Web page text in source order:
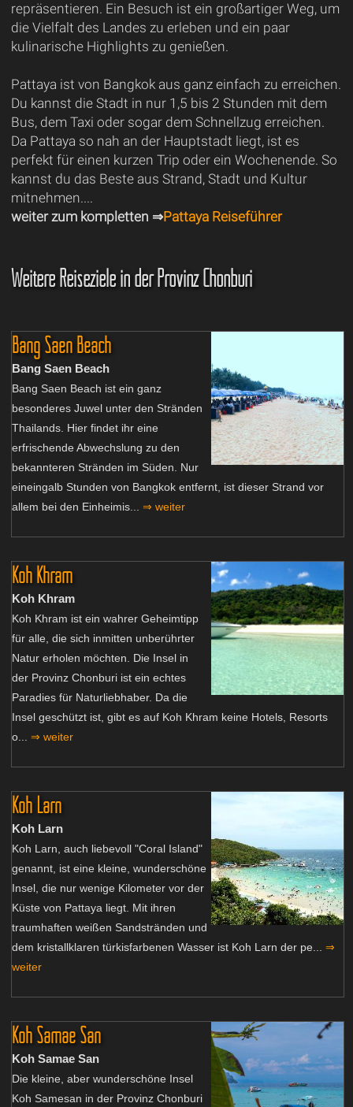
repräsentieren. Ein Besuch ist ein großartiger Weg, um
die Vielfalt des Landes zu erleben und ein paar
kulinarische Highlights zu genießen.
Pattaya ist von Bangkok aus ganz einfach zu erreichen.
Du kannst die Stadt in nur 1,5 bis 2 Stunden mit dem
Bus, dem Taxi oder sogar dem Schnellzug erreichen.
Da Pattaya so nah an der Hauptstadt liegt, ist es
perfekt für einen kurzen Trip oder ein Wochenende. So
kannst du das Beste aus Strand, Stadt und Kultur
mitnehmen....
weiter zum kompletten ⇒Pattaya Reiseführer
Weitere Reiseziele in der Provinz Chonburi
Bang Saen Beach
Bang Saen Beach
Bang Saen Beach ist ein ganz
besonderes Juwel unter den Stränden
Thailands. Hier findet ihr eine
erfrischende Abwechslung zu den
bekannteren Stränden im Süden. Nur
eineingalb Stunden von Bangkok entfernt, ist dieser Strand vor
allem bei den Einheimis... ⇒ weiter
Koh Khram
Koh Khram
Koh Khram ist ein wahrer Geheimtipp
für alle, die sich inmitten unberührter
Natur erholen möchten. Die Insel in
der Provinz Chonburi ist ein echtes
Paradies für Naturliebhaber. Da die
Insel geschützt ist, gibt es auf Koh Khram keine Hotels, Resorts
o... ⇒ weiter
Koh Larn
Koh Larn
Koh Larn, auch liebevoll "Coral Island"
genannt, ist eine kleine, wunderschöne
Insel, die nur wenige Kilometer vor der
Küste von Pattaya liegt. Mit ihren
traumhaften weißen Sandstränden und
dem kristallklaren türkisfarbenen Wasser ist Koh Larn der pe... ⇒
weiter
Koh Samae San
Koh Samae San
Die kleine, aber wunderschöne Insel
Koh Samesan in der Provinz Chonburi